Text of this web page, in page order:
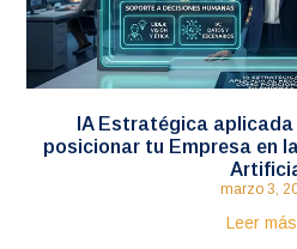
IA Estratégica
posicionar tu Empresa en
marzo 3,
Leer